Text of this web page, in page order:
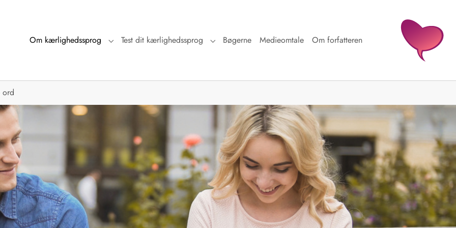
Om kærlighedssprog Submenu for "Om kærlighedssprog"
Test dit kærlighedssprog Submenu for "Test dit kærlighedssprog"
Bøgerne Medieomtale Om forfatteren
ord